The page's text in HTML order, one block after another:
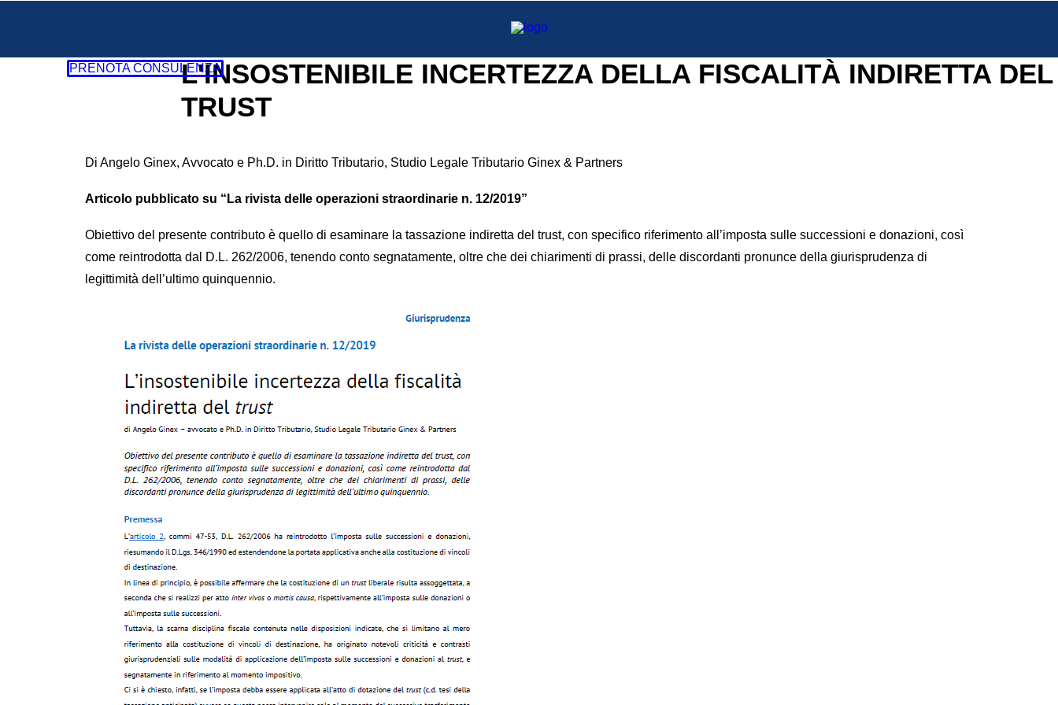
PRENOTA CONSULENZAL'INSOSTENIBILE INCERTEZZA DELLA FISCALITÀ INDIRETTA DEL
TRUST
Di Angelo Ginex, Avvocato e Ph.D. in Diritto Tributario, Studio Legale Tributario Ginex & Partners
Articolo pubblicato su “La rivista delle operazioni straordinarie n. 12/2019”
Obiettivo del presente contributo è quello di esaminare la tassazione indiretta del trust, con specifico riferimento all’imposta sulle successioni e donazioni, così
come reintrodotta dal D.L. 262/2006, tenendo conto segnatamente, oltre che dei chiarimenti di prassi, delle discordanti pronunce della giurisprudenza di
legittimità dell’ultimo quinquennio.